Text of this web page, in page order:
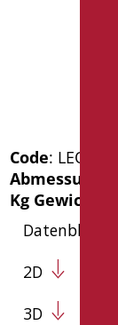
Code: LEO-
Abmessungen
Kg Gewicht
Datenblatt
2D
3D